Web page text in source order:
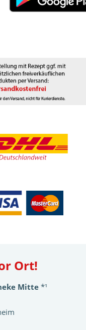
Ort!
Mitte*¹